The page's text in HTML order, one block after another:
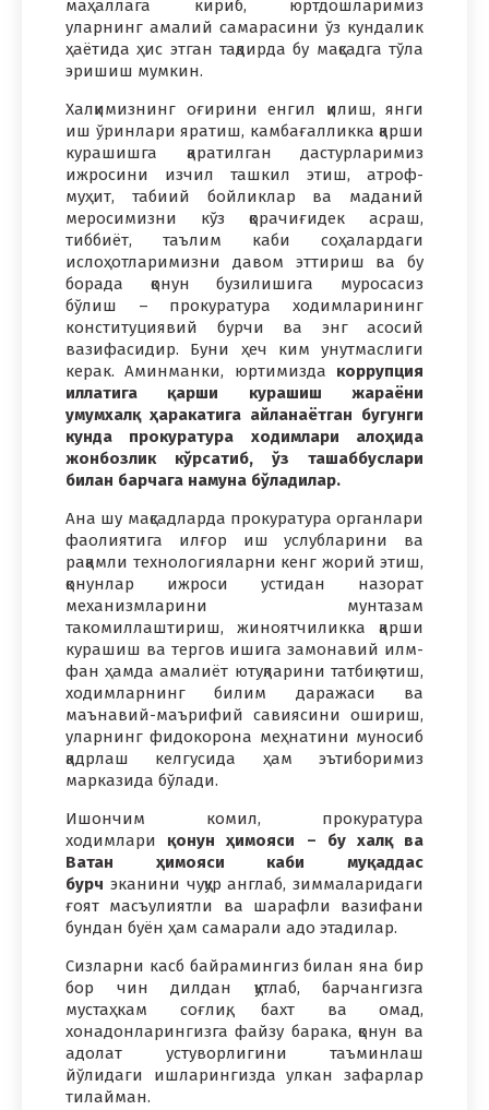
маҳаллага кириб, юртдошларимиз
уларнинг амалий самарасини ўз кундалик
ҳаётида ҳис этган тақдирда бу мақсадга тўла
эришиш мумкин.
Халқимизнинг оғирини енгил қилиш, янги
иш ўринлари яратиш, камбағалликка қарши
курашишга қаратилган дастурларимиз
ижросини изчил ташкил этиш, атроф-
муҳит, табиий бойликлар ва маданий
меросимизни кўз қорачиғидек асраш,
тиббиёт, таълим каби соҳалардаги
ислоҳотларимизни давом эттириш ва бу
борада қонун бузилишига муросасиз
бўлиш – прокуратура ходимларининг
конституциявий бурчи ва энг асосий
вазифасидир. Буни ҳеч ким унутмаслиги
керак. Аминманки, юртимизда коррупция
иллатига қарши курашиш жараёни
умумхалқ ҳаракатига айланаётган бугунги
кунда прокуратура ходимлари алоҳида
жонбозлик кўрсатиб, ўз ташаббуслари
билан барчага намуна бўладилар.
Ана шу мақсадларда прокуратура органлари
фаолиятига илғор иш услубларини ва
рақамли технологияларни кенг жорий этиш,
қонунлар ижроси устидан назорат
механизмларини мунтазам
такомиллаштириш, жиноятчиликка қарши
курашиш ва тергов ишига замонавий илм-
фан ҳамда амалиёт ютуқларини татбиқ этиш,
ходимларнинг билим даражаси ва
маънавий-маърифий савиясини ошириш,
уларнинг фидокорона меҳнатини муносиб
қадрлаш келгусида ҳам эътиборимиз
марказида бўлади.
Ишончим комил, прокуратура
ходимлари қонун ҳимояси – бу халқ ва
Ватан ҳимояси каби муқаддас
бурч эканини чуқур англаб, зиммаларидаги
ғоят масъулиятли ва шарафли вазифани
бундан буён ҳам самарали адо этадилар.
Сизларни касб байрамингиз билан яна бир
бор чин дилдан қутлаб, барчангизга
мустаҳкам соғлиқ, бахт ва омад,
хонадонларингизга файзу барака, қонун ва
адолат устуворлигини таъминлаш
йўлидаги ишларингизда улкан зафарлар
тилайман.